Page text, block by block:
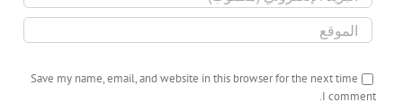
Save my name, email, and website in this browser for the next time
I comment.